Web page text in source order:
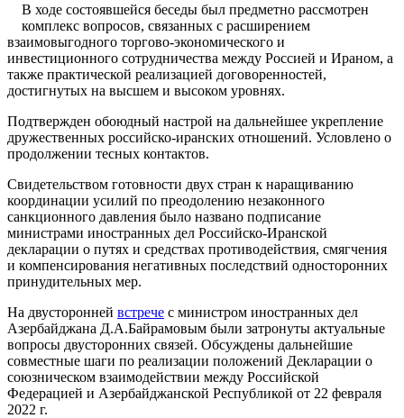
В ходе состоявшейся беседы был предметно рассмотрен
комплекс вопросов, связанных с расширением
взаимовыгодного торгово-экономического и
инвестиционного сотрудничества между Россией и Ираном, а
также практической реализацией договоренностей,
достигнутых на высшем и высоком уровнях.
Подтвержден обоюдный настрой на дальнейшее укрепление
дружественных российско-иранских отношений. Условлено о
продолжении тесных контактов.
Свидетельством готовности двух стран к наращиванию
координации усилий по преодолению незаконного
санкционного давления было названо подписание
министрами иностранных дел Российско-Иранской
декларации о путях и средствах противодействия, смягчения
и компенсирования негативных последствий односторонних
принудительных мер.
На двусторонней встрече с министром иностранных дел
Азербайджана Д.А.Байрамовым были затронуты актуальные
вопросы двусторонних связей. Обсуждены дальнейшие
совместные шаги по реализации положений Декларации о
союзническом взаимодействии между Российской
Федерацией и Азербайджанской Республикой от 22 февраля
2022 г.